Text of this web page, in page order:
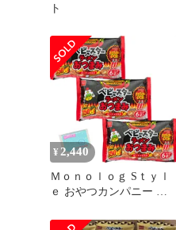
ト
¥ 2,440
Ｍｏｎｏｌｏｇ Sｔｙｌ
ｅ おやつカンパニー ベ
まみ スパイシーチキン味